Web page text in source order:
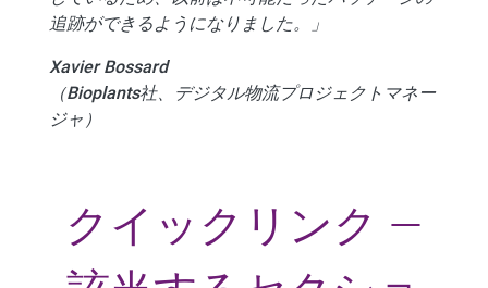
追跡ができるようになりました。」
Xavier Bossard
（Bioplants社、デジタル物流プロジェクトマネー
ジャ）
クイックリンク —